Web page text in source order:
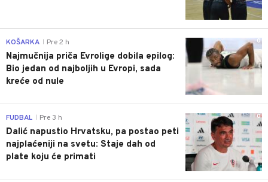
0
KOŠARKA Pre 2 h
Najmučnija priča Evrolige dobila epilog:
Bio jedan od najboljih u Evropi, sada
kreće od nule
0
FUDBAL Pre 3 h
Dalić napustio Hrvatsku, pa postao peti
najplaćeniji na svetu: Staje dah od
plate koju će primati